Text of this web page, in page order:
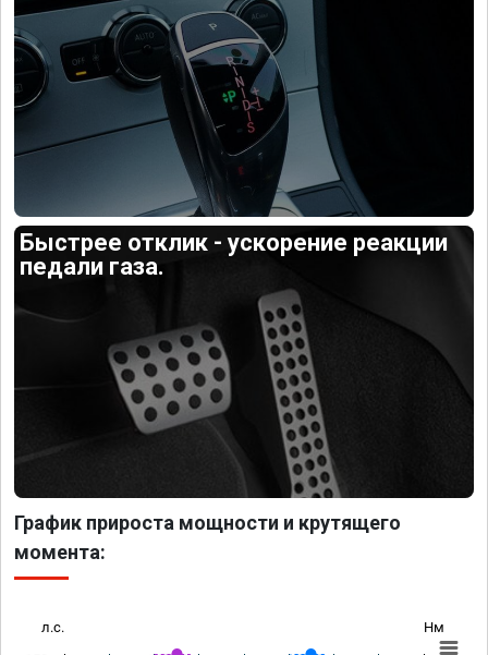
Быстрее отклик - ускорение реакции
педали газа.
График прироста мощности и крутящего
момента:
л.с. Нм